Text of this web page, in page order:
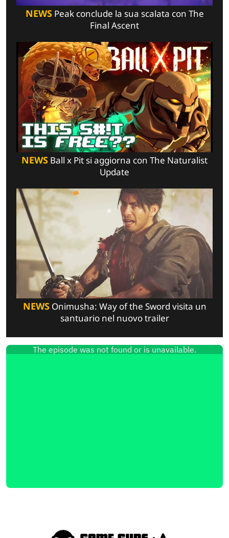
NEWSPeak conclude la sua scalata con The
Final Ascent
NEWS Ball x Pit si aggiorna con The Naturalist
Update
NEWSOnimusha: Way of the Sword visita un
santuario nel nuovo trailer